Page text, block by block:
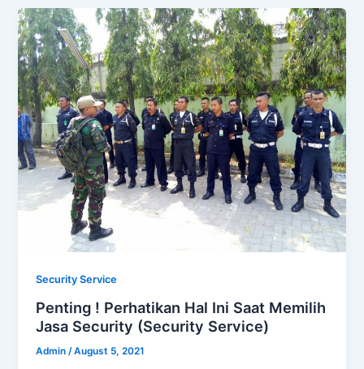
Security Service
Penting ! Perhatikan Hal Ini Saat Memilih
Jasa Security (Security Service)
Admin/August 5, 2021